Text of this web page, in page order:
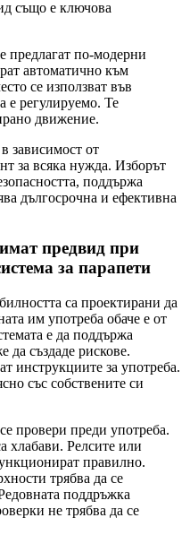
също е ключова
предлагат по-модерни
автоматично към
се използват във
е регулируемо. Те
движение.
зависимост от
за всяка нужда. Изборът
поддържа
дългосрочна и ефективна
предвид при
за парапети
са проектирани да
им употреба обаче е от
е да поддържа
да създаде рискове.
инструкциите за употреба.
със собствените си
провери преди употреба.
хлабави. Релсите или
правилно.
трябва да се
поддръжка
не трябва да се